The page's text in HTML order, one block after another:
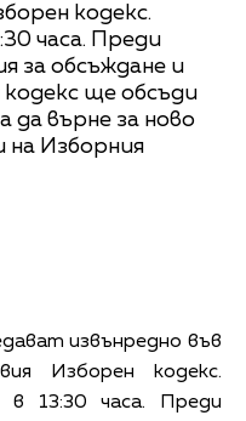
кодекс.
часа. Преди
за обсъждане и
ще обсъди
върне за ново
на Изборния
извънредно във
Изборен кодекс.
13:30 часа. Преди